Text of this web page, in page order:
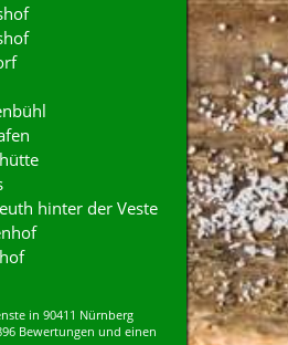
hinter der Veste
in 90411 Nürnberg
Bewertungen und einen